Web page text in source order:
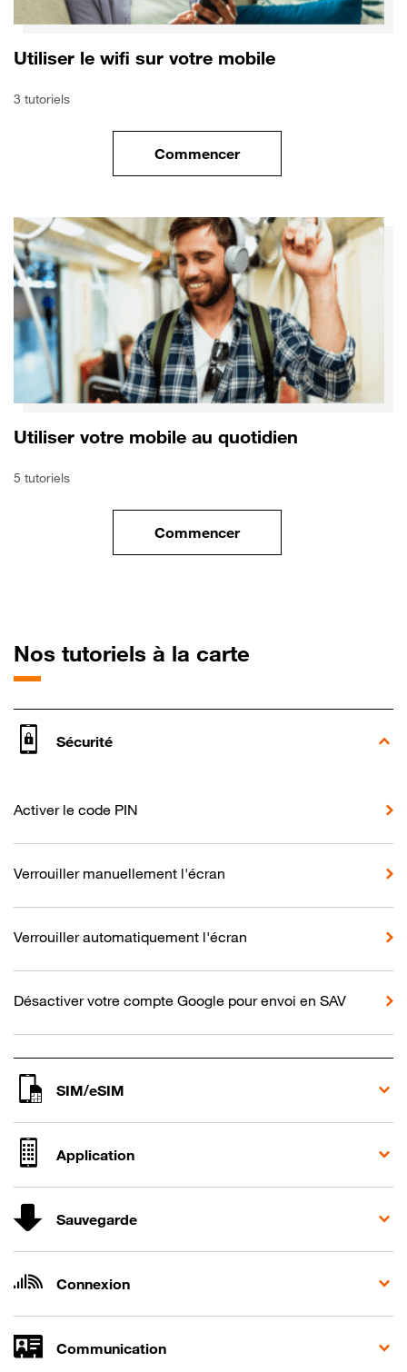
Utiliser le wifi sur votre mobile
3 tutoriels
Commencerle tuto pour Utiliser le wifi sur
Utiliser votre mobile au quotidien
5 tutoriels
Commencerle tuto pour Utiliser votre
Nos tutoriels à la carte
Sécurité
Activer le code PIN
Verrouiller manuellement l'écran
Verrouiller automatiquement l'écran
Désactiver votre compte Google pour envoi en SAV
SIM/eSIM
Application
Sauvegarde
Connexion
Communication